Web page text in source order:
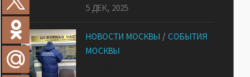
5 ДЕК, 2025
НОВОСТИ МОСКВЫ / СОБЫТИЯ
МОСКВЫ